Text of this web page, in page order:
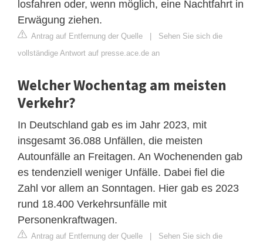
losfahren oder, wenn möglich, eine Nachtfahrt in
Erwägung ziehen.
Antrag auf Entfernung der Quelle | Sehen Sie sich die
vollständige Antwort auf presse.ace.de an
Welcher Wochentag am meisten
Verkehr?
In Deutschland gab es im Jahr 2023, mit
insgesamt 36.088 Unfällen, die meisten
Autounfälle an Freitagen. An Wochenenden gab
es tendenziell weniger Unfälle. Dabei fiel die
Zahl vor allem an Sonntagen. Hier gab es 2023
rund 18.400 Verkehrsunfälle mit
Personenkraftwagen.
Antrag auf Entfernung der Quelle | Sehen Sie sich die